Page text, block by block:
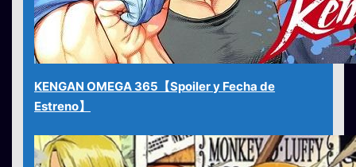
KENGAN OMEGA 365【Spoiler y Fecha de
Estreno】